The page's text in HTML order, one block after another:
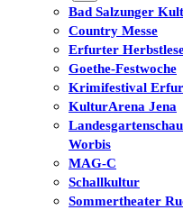
Bad Salzunger
Country Messe
Erfurter
Goethe-Festwoche
Krimifestival
KulturArena Jena
Worbis
MAG-C
Schallkultur
Sommertheater